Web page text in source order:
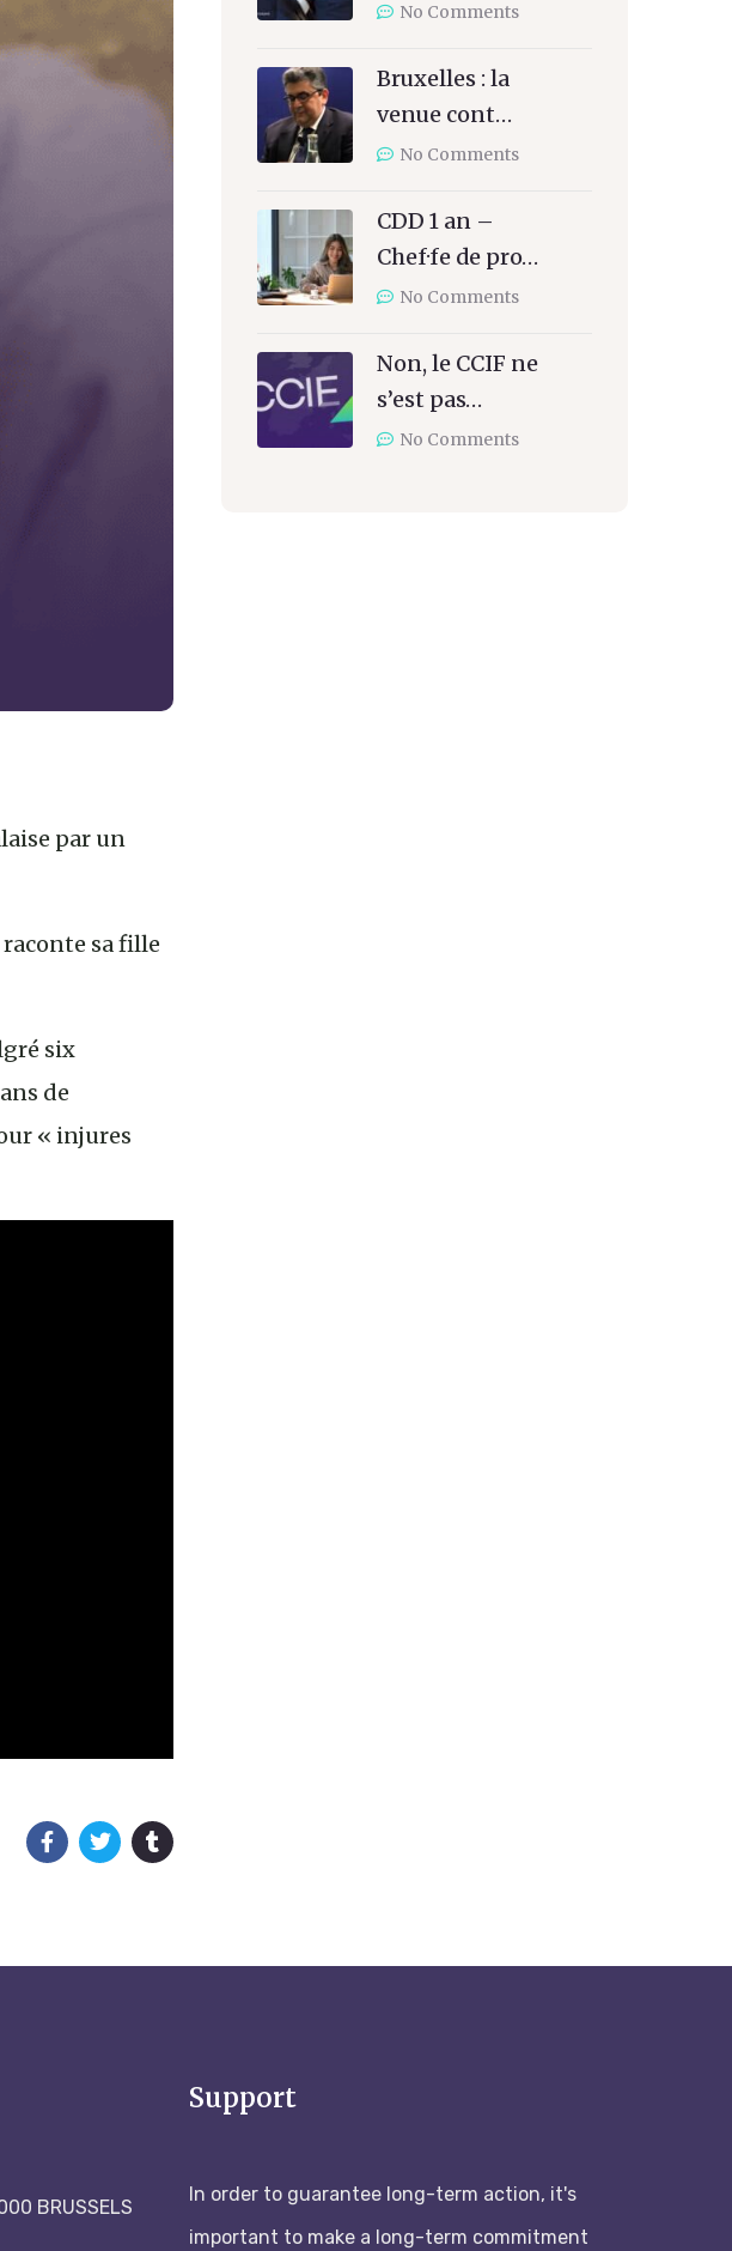
par un
sa fille
six
de
« injures
No Comments
Bruxelles : la
venue cont…
No Comments
CDD 1 an –
Chef·fe de pro…
No Comments
Non, le CCIF ne
s’est pas…
No Comments
BRUSSELS
Support
In order to guarantee long-term action, it's
important to make a long-term commitment